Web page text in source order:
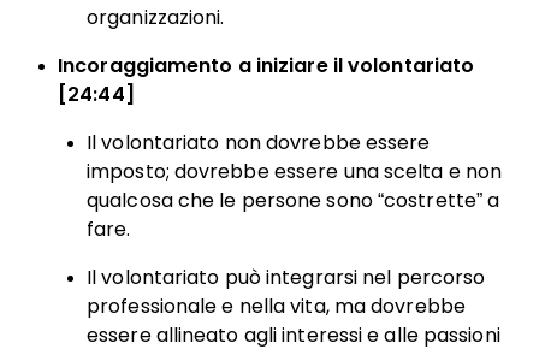
organizzazioni.
Incoraggiamento a iniziare il volontariato
[24:44]
Il volontariato non dovrebbe essere
imposto; dovrebbe essere una scelta e non
qualcosa che le persone sono “costrette” a
fare.
Il volontariato può integrarsi nel percorso
professionale e nella vita, ma dovrebbe
essere allineato agli interessi e alle passioni